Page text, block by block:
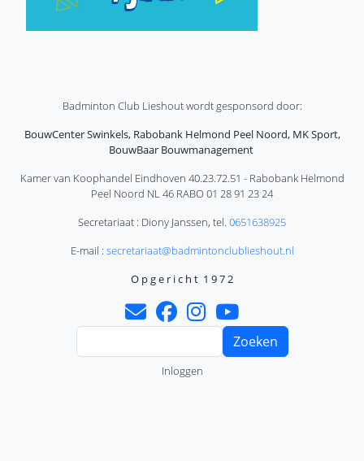
Badminton Club Lieshout wordt gesponsord door:
BouwCenter Swinkels, Rabobank Helmond Peel Noord, MK Sport,
BouwBaar Bouwmanagement
Kamer van Koophandel Eindhoven 40.23.72.51 - Rabobank Helmond
Peel Noord NL 46 RABO 01 28 91 23 24
Secretariaat : Diony Janssen, tel. 0651638925
E-mail : secretariaat@badmintonclublieshout.nl
O p g e r i c h t 1 9 7 2
Zoeken
Inloggen